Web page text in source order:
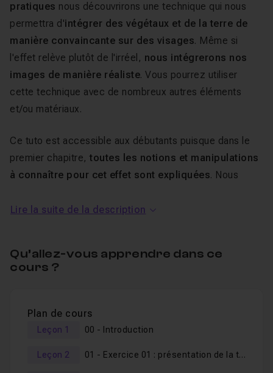
pratiques nous découvrirons une technique qui nous
permettra d'intégrer des végétaux et de la terre de
manière convaincante sur des visages. Même si
l'effet relève plutôt de l'irréel, nous intégrerons nos
images de manière réaliste. Vous pourrez utiliser
cette technique avec de nombreux autres éléments
et/ou matériaux.
Ce tuto est accessible aux débutants puisque dans le
premier chapitre, toutes les notions et manipulations
à connaître pour cet effet sont expliquées. Nous
couleur. Le dernier exercice sera plus complexe que les
En fin detuto, dans un dernier chapitre, nous
improviserons des tests sur des images que je n'ai
ainsi à votre place pour
comment procéder durant la phase de recherche
en même pas deux minutes. Que vous ayez un reflex
Lire la suite de la description
Qu’allez-vous apprendre dans ce
cours ?
Plan de cours
Leçon 1 00 - Introduction
Leçon 2 01 - Exercice 01 : présentation de la technique sur du noir et blanc